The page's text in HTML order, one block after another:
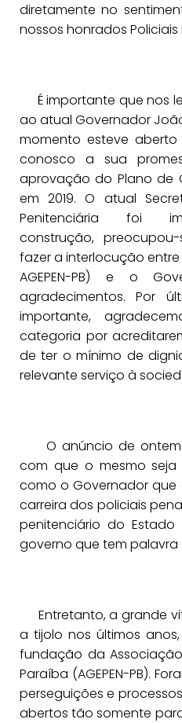
diretamente no
nossos honrados Policiais
É importante que nos
ao atual Governador
momento esteve
conosco a sua
aprovação do Plano de
em 2019. O atual
Penitenciária foi
construção,
fazer a interlocução
AGEPEN-PB) e o
agradecimentos. Por
importante,
categoria por
de ter o mínimo de
relevante serviço à
O anúncio de ontem
com que o mesmo
como o Governador
carreira dos policiais
penitenciário do
governo que tem
Entretanto, a grande
a tijolo nos últimos
fundação da
Paraíba (AGEPEN-PB).
perseguições e
abertos tão somente